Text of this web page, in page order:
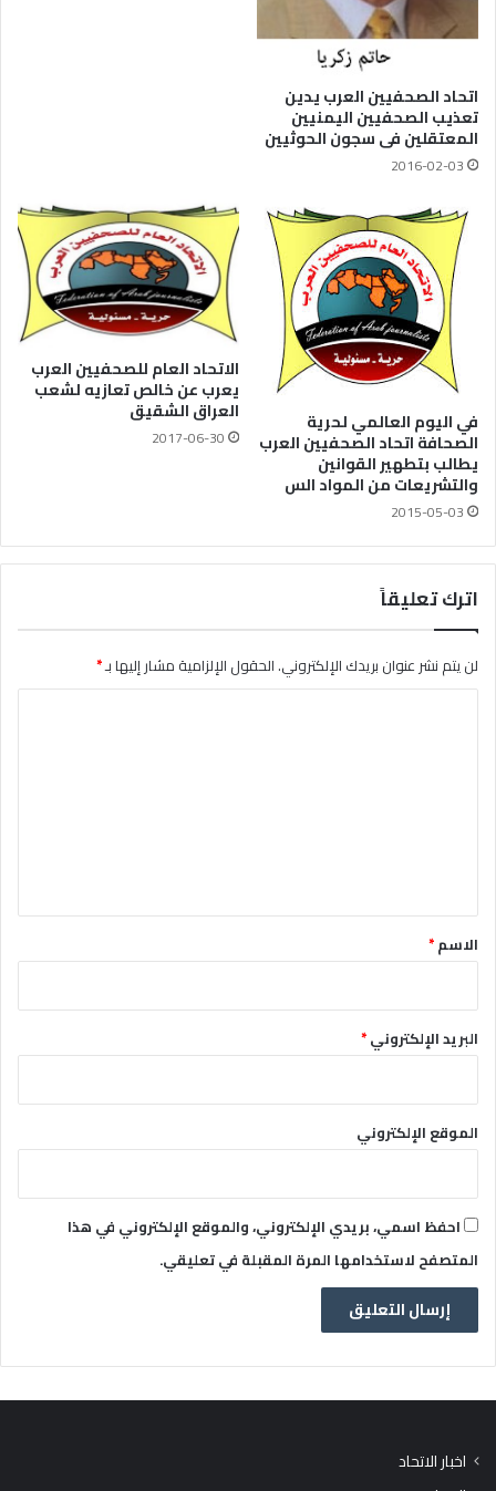
اتحاد الصحفيين العرب يدين
تعذيب الصحفيين اليمنيين
المعتقلين فى سجون الحوثيين
2016-02-03
في اليوم العالمي لحرية
الصحافة اتحاد الصحفيين العرب
يطالب بتطهير القوانين
والتشريعات من المواد الس
2015-05-03
الاتحاد العام للصحفيين العرب
يعرب عن خالص تعازيه لشعب
العراق الشقيق
2017-06-30
اترك تعليقاً
لن يتم نشر عنوان بريدك الإلكتروني.الحقول الإلزامية مشار إليها بـ*
*الاسم*
البريد الإلكتروني*
الموقع الإلكتروني
احفظ اسمي، بريدي الإلكتروني، والموقع الإلكتروني في هذا
المتصفح لاستخدامها المرة المقبلة في تعليقي.
اخبار الاتحاد